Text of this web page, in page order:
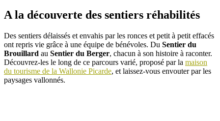
A la découverte des sentiers réhabilités
Des sentiers délaissés et envahis par les ronces et petit à petit effacés
ont repris vie grâce à une équipe de bénévoles. Du Sentier du
Brouillard au Sentier du Berger, chacun à son histoire à raconter.
Découvrez-les le long de ce parcours varié, proposé par la maison
du tourisme de la Wallonie Picarde, et laissez-vous envouter par les
paysages vallonnés.